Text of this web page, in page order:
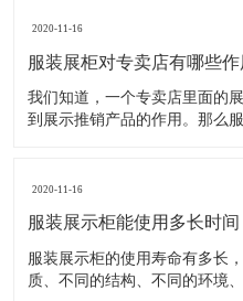
2020-11-16
服装展柜对专卖店有哪些作
我们知道，一个专卖店里面的
到展示推销产品的作用。那么
陈列展示商品。把商品的风采
2020-11-16
服装展示柜能使用多长时间
服装展示柜的使用寿命有多长
质、不同的结构、不同的环境